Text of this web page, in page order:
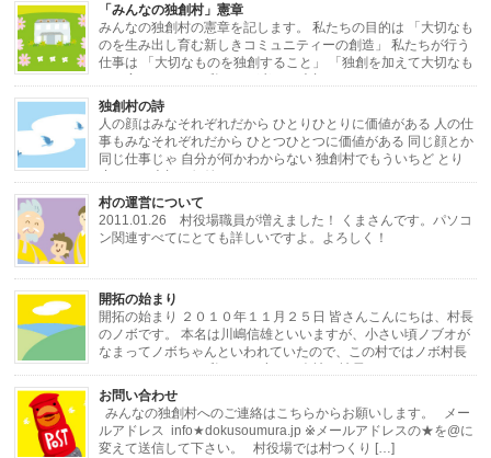
「みんなの独創村」憲章
みんなの独創村の憲章を記します。 私たちの目的は 「大切なも
のを生み出し育む新しきコミュニティーの創造」 私たちが行う
仕事は 「大切なものを独創すること」 「独創を加えて大切なも
のに変えること」 私たちが考える大切なもの […]
独創村の詩
人の顔はみなそれぞれだから ひとりひとりに価値がある 人の仕
事もみなそれぞれだから ひとつひとつに価値がある 同じ顔とか
同じ仕事じゃ 自分が何かわからない 独創村でもういちど とり
戻したい大切な価値 ひとりひとりと ひと […]
村の運営について
2011.01.26 村役場職員が増えました！ くまさんです。パソコ
ン関連すべてにとても詳しいですよ。よろしく！
開拓の始まり
開拓の始まり ２０１０年１１月２５日 皆さんこんにちは、村長
のノボです。 本名は川嶋信雄といいますが、小さい頃ノブオが
なまってノボちゃんといわれていたので、この村ではノボ村長
お問い合わせ
みんなの独創村へのご連絡はこちらからお願いします。 メー
ルアドレス info★dokusoumura.jp ※メールアドレスの★を@に
変えて送信して下さい。 村役場では村つくり […]